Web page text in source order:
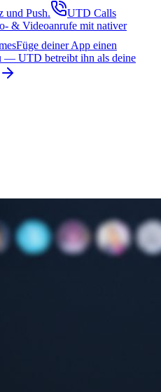
und Push.
UTD Calls
& Videoanrufe mit nativer
Füge deiner App einen
— UTD betreibt ihn als deine